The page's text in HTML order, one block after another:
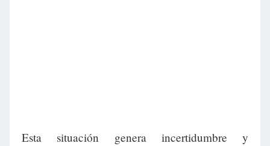
Esta situación genera incertidumbre y